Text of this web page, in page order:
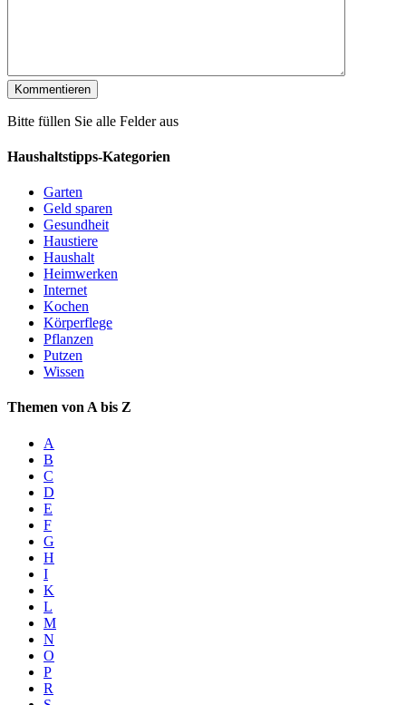
Bitte füllen Sie alle Felder aus
Haushaltstipps-Kategorien
Garten
Geld sparen
Gesundheit
Haustiere
Haushalt
Heimwerken
Internet
Kochen
Körperflege
Pflanzen
Putzen
Wissen
Themen von A bis Z
A
B
C
D
E
F
G
H
I
K
L
M
N
O
P
R